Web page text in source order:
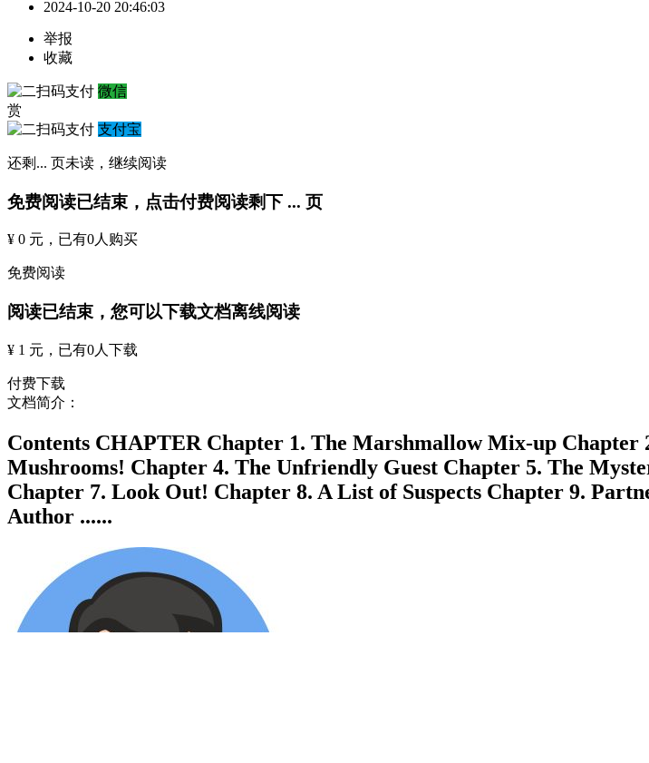
2024-10-20 20:46:03
举报
收藏
微信
赏
支付宝
还剩 ... 页未读， 继续阅读
免费阅读已结束，点击付费阅读剩下 ... 页
¥ 0 元 ，已有0人购买
免费阅读
阅读已结束，您可以下载文档离线阅读
¥ 1 元 ，已有0人下载
付费下载
文档简介：
Contents CHAPTER Chapter 1. The Marshmallow Mix-up
Mushrooms! Chapter 4. The Unfriendly Guest Chapter 5. The
Chapter 7. Look Out! Chapter 8. A List of Suspects Chapter 9.
Author ......